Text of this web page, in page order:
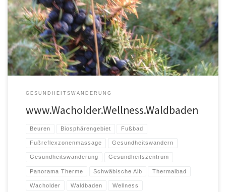
Gönnen Sie sich und Ihrem Körper eine Auszeit in der Biosphärenwoche.
Lassen Sie sich entführen zu einer meditativen Wanderung im […]
GESUNDHEITSWANDERUNG
www.Wacholder.Wellness.Waldbaden
Beuren Biosphärengebiet Fußbad
Fußreflexzonenmassage Gesundheitswandern
Gesundheitswanderung Gesundheitszentrum
Panorama Therme Schwäbische Alb Thermalbad
Wacholder Waldbaden Wellness